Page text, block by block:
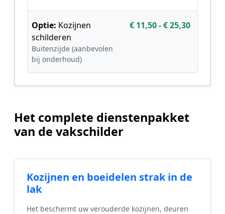
Optie: Kozijnen
schilderen
Buitenzijde (aanbevolen
bij onderhoud)
€ 11,50 - € 25,30
Het complete dienstenpakket
van de vakschilder
Kozijnen en boeidelen strak in de
lak
Het beschermt uw verouderde kozijnen, deuren